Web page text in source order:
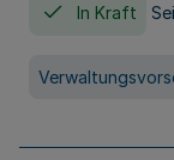
In Kraft